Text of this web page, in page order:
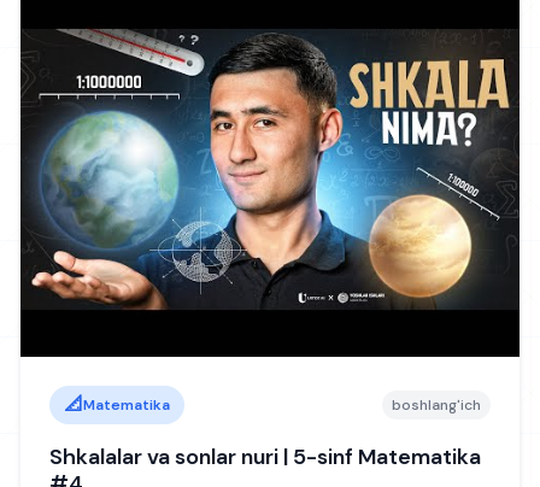
📐Matematika boshlang'ich
Shkalalar va sonlar nuri | 5-sinf Matematika